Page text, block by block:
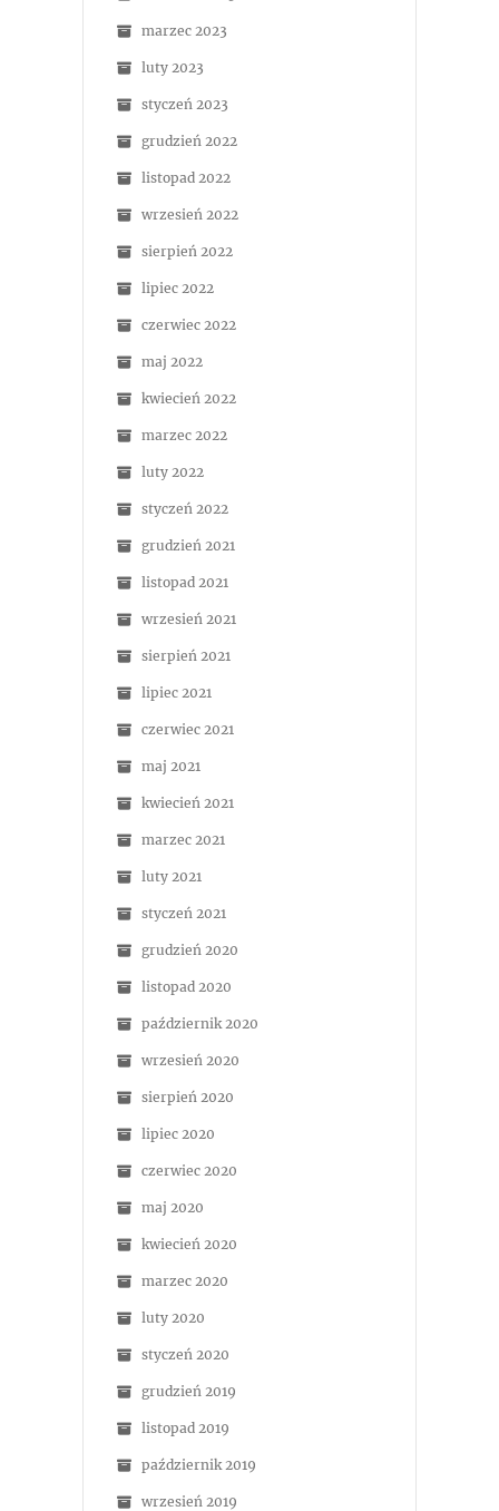
marzec 2023
luty 2023
styczeń 2023
grudzień 2022
listopad 2022
wrzesień 2022
sierpień 2022
lipiec 2022
czerwiec 2022
maj 2022
kwiecień 2022
marzec 2022
luty 2022
styczeń 2022
grudzień 2021
listopad 2021
wrzesień 2021
sierpień 2021
lipiec 2021
czerwiec 2021
maj 2021
kwiecień 2021
marzec 2021
luty 2021
styczeń 2021
grudzień 2020
listopad 2020
październik 2020
wrzesień 2020
sierpień 2020
lipiec 2020
czerwiec 2020
maj 2020
kwiecień 2020
marzec 2020
luty 2020
styczeń 2020
grudzień 2019
listopad 2019
październik 2019
wrzesień 2019